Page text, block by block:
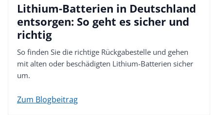
Lithium-Batterien in Deutschland
entsorgen: So geht es sicher und
richtig
So finden Sie die richtige Rückgabestelle und gehen
mit alten oder beschädigten Lithium-Batterien sicher
um.
Zum Blogbeitrag